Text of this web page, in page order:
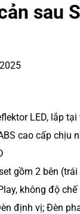
sau
LED, lắp
cao cấp chịu
gồm 2 bên
không độ chế
định vị; Đèn